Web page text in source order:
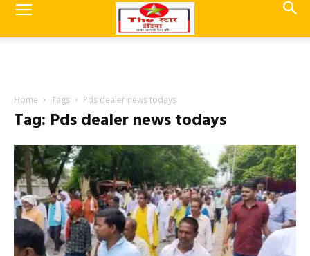
Home Tags Pds dealer news todays
Tag: Pds dealer news todays